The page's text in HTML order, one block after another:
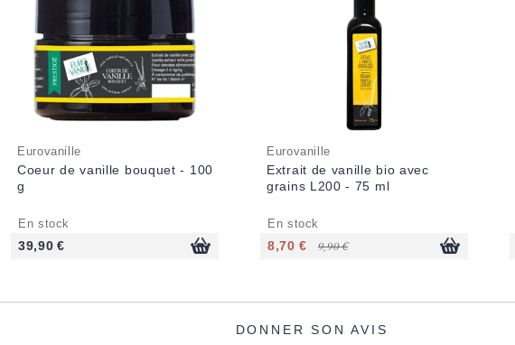
Eurovanille
Coeur de vanille bouquet - 100
g
En stock
39,90 €
Eurovanille
Extrait de vanille bio avec
grains L200 - 75 ml
En stock
8,70 € 9,90 €
DONNER SON AVIS